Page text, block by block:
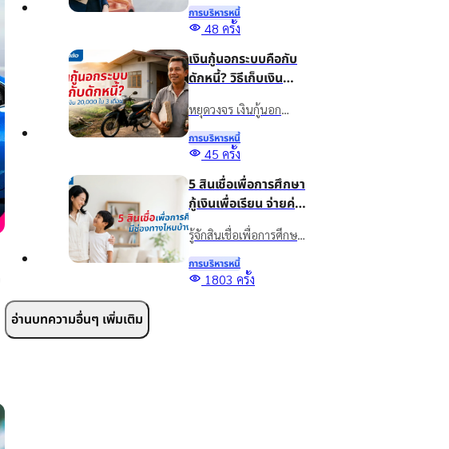
กำหนดทำได้ไหม? รวม
ข้อดี ข้อควรเช็ก และทาง
กับเงินติดล้อ ให้เหมาะกับ
สถานการณ์ปัจจุบัน
การบริหารหนี้
48 ครั้ง
เงินกู้นอกระบบคือกับ
ดักหนี้? วิธีเก็บเงิน
20,000 ใน 3 เดือน
หยุดวงจร เงินกู้นอก
ระบบ ด้วยวิธีออมเงิน
เผยเทคนิคเก็บเงิน
รายได้ไม่แน่นอน พร้อม
ทางออกแก้หนี้อย่างยั่งยืน
ด้วยสินเชื่อทะเบียนรถ
การบริหารหนี้
45 ครั้ง
5 สินเชื่อเพื่อการศึกษา
กู้เงินเพื่อเรียน จ่ายค่า
เทอม มีช่องทางไหน
บ้าง?
รู้จักสินเชื่อเพื่อการศึกษา
คืออะไร พร้อมรวมแหล่ง
ขอสินเชื่อเพื่อการศึกษา กู้
การบริหารหนี้
1803 ครั้ง
อ่านบทความอื่นๆ เพิ่มเติม